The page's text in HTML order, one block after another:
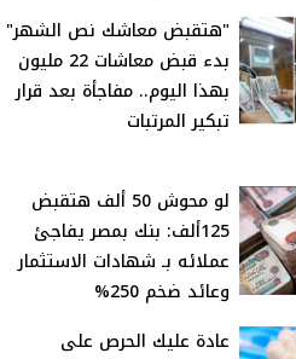
"هتقبض معاشك نص الشهر"
بدء قبض معاشات 22 مليون
بهذا اليوم.. مفاجأة بعد قرار
تبكير المرتبات
لو محوش 50 ألف هتقبض
125ألف: بنك بمصر يفاجئ
عملائه بـ شهادات الاستثمار
وعائد ضخم 250%
عادة عليك الحرص على